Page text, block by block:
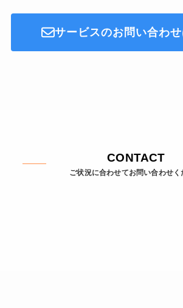
サービスのお問い合わ
CONTACT
ご状況に合わせてお問い合わせく